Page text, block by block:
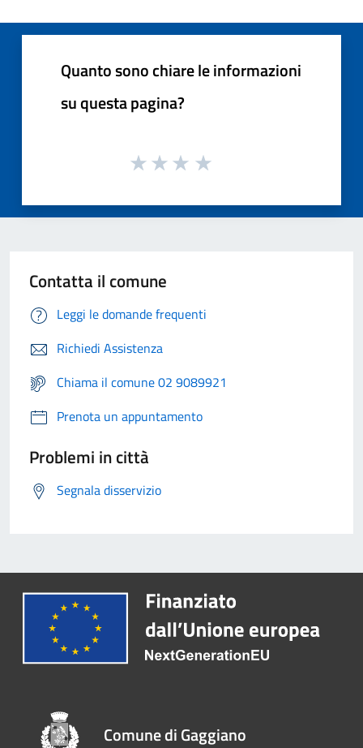
Quanto sono chiare le informazioni
su questa pagina?
Contatta il comune
Leggi le domande frequenti
Richiedi Assistenza
Chiama il comune 02 9089921
Prenota un appuntamento
Problemi in città
Segnala disservizio
Comune di Gaggiano